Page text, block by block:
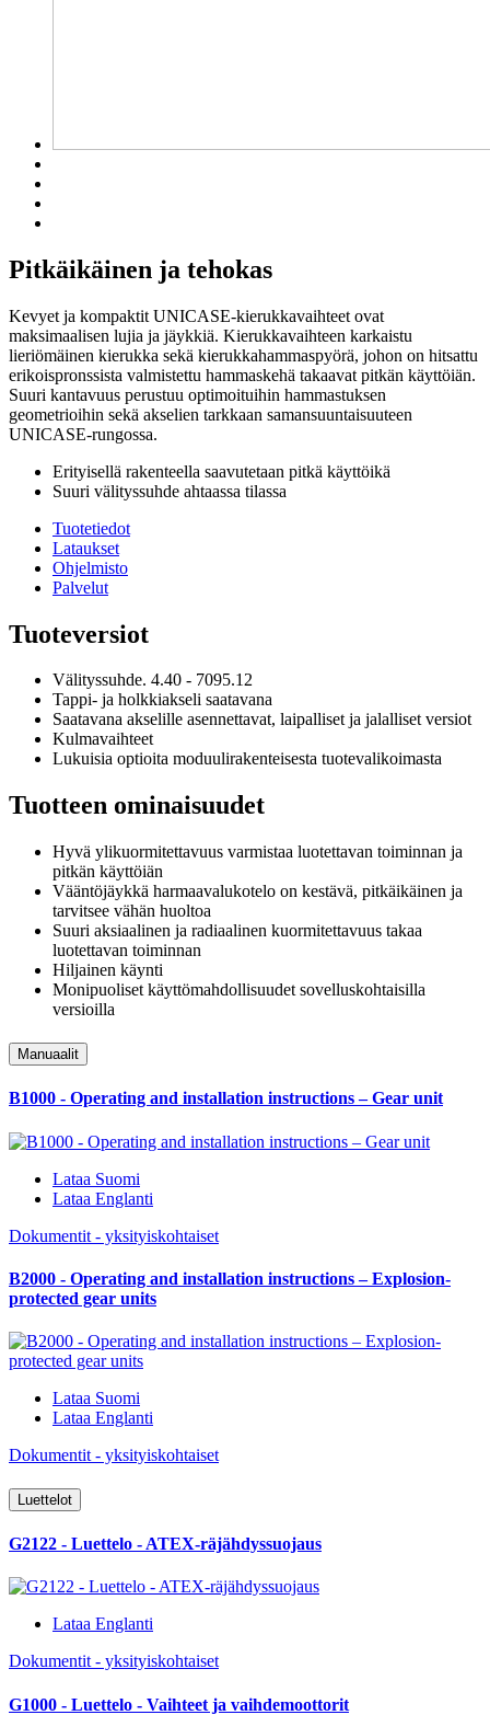
Pitkäikäinen ja tehokas
Kevyet ja kompaktit UNICASE-kierukkavaihteet ovat
maksimaalisen lujia ja jäykkiä. Kierukkavaihteen karkaistu
lieriömäinen kierukka sekä kierukkahammaspyörä, johon on hitsattu
erikoispronssista valmistettu hammaskehä takaavat pitkän käyttöiän.
Suuri kantavuus perustuu optimoituihin hammastuksen
geometrioihin sekä akselien tarkkaan samansuuntaisuuteen
UNICASE-rungossa.
Erityisellä rakenteella saavutetaan pitkä käyttöikä
Suuri välityssuhde ahtaassa tilassa
Tuotetiedot
Lataukset
Ohjelmisto
Palvelut
Tuoteversiot
Välityssuhde. 4.40 - 7095.12
Tappi- ja holkkiakseli saatavana
Saatavana akselille asennettavat, laipalliset ja jalalliset versiot
Kulmavaihteet
Lukuisia optioita moduulirakenteisesta tuotevalikoimasta
Tuotteen ominaisuudet
Hyvä ylikuormitettavuus varmistaa luotettavan toiminnan ja
pitkän käyttöiän
Vääntöjäykkä harmaavalukotelo on kestävä, pitkäikäinen ja
tarvitsee vähän huoltoa
Suuri aksiaalinen ja radiaalinen kuormitettavuus takaa
luotettavan toiminnan
Hiljainen käynti
Monipuoliset käyttömahdollisuudet sovelluskohtaisilla
versioilla
Manuaalit
B1000 - Operating and installation instructions – Gear unit
Lataa Suomi
Lataa Englanti
Dokumentit - yksityiskohtaiset
B2000 - Operating and installation instructions – Explosion-
protected gear units
Lataa Suomi
Lataa Englanti
Dokumentit - yksityiskohtaiset
Luettelot
G2122 - Luettelo - ATEX-räjähdyssuojaus
Lataa Englanti
Dokumentit - yksityiskohtaiset
G1000 - Luettelo - Vaihteet ja vaihdemoottorit